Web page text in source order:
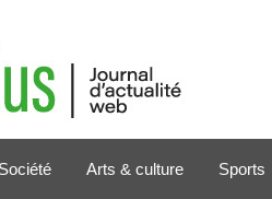
Société Arts & culture Sports